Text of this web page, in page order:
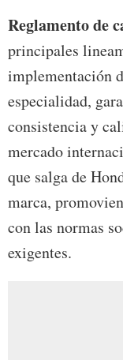
Reglamento de
principales
implementación
especialidad,
consistencia y
mercado
que salga de
marca,
con las normas
exigentes.